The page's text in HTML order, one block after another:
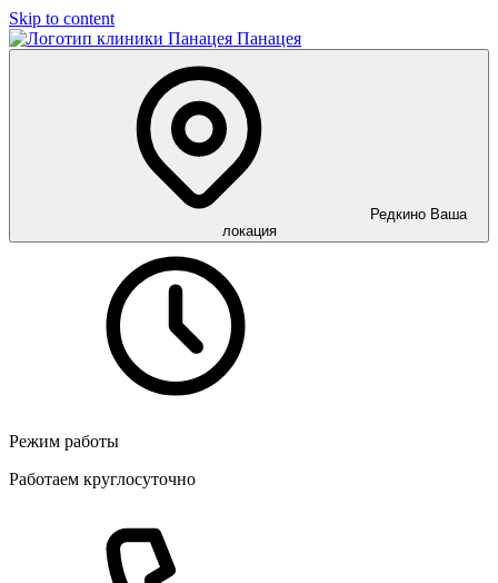
Skip to content
Панацея
Редкино Ваша
локация
Режим работы
Работаем круглосуточно